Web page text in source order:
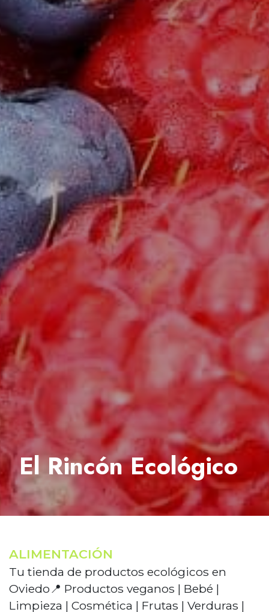
El Rincón Ecológico
ALIMENTACIÓN
Tu tienda de productos ecológicos en
Oviedo📍 Productos veganos | Bebé |
Limpieza | Cosmética | Frutas | Verduras |